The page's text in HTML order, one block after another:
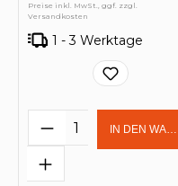
Preise inkl. MwSt., ggf. zzgl.
Versandkosten
1 - 3 Werktage
ProduktIN DEN